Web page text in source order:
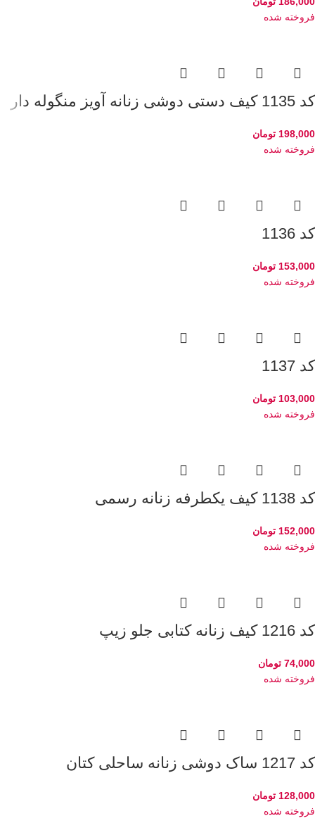
فروخته شده
کد 1135 کیف دستی دوشی زنانه آویز منگوله دار
198,000 تومان
فروخته شده
کد 1136
153,000 تومان
فروخته شده
کد 1137
103,000 تومان
فروخته شده
کد 1138 کیف یکطرفه زنانه رسمی
152,000 تومان
فروخته شده
کد 1216 کیف زنانه کتابی جلو زیپ
74,000 تومان
فروخته شده
کد 1217 ساک دوشی زنانه ساحلی کتان
128,000 تومان
فروخته شده